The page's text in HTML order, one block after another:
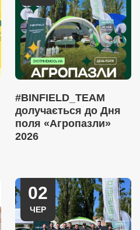
#BINFIELD_TEAM
долучається до Дня
поля «Агропазли»
2026
02
ЧЕР